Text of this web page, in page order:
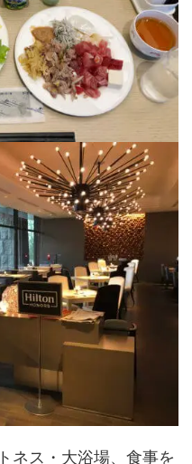
ネス・大浴場、食事を